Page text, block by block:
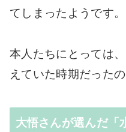
てしまったようです。
本人たちにとっては
えていた時期だった
大悟さんが選んだ「